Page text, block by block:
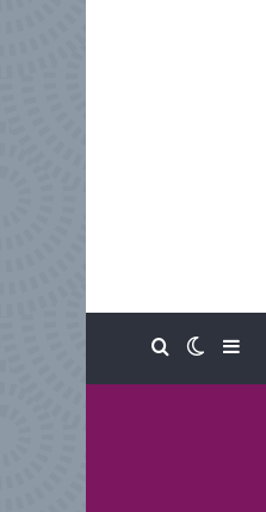
إضافة عمود جانبي
الوضع المظلم
بحث عن